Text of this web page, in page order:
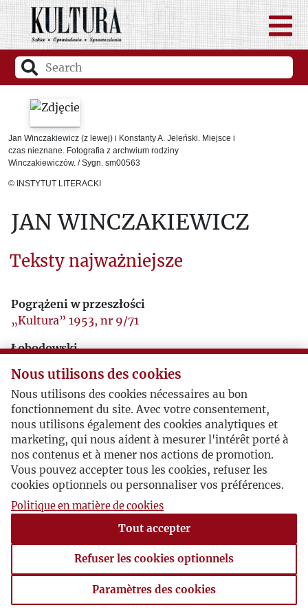
Jan Winczakiewicz (z lewej) i Konstanty A. Jeleński. Miejsce i
czas nieznane. Fotografia z archwium rodziny
Winczakiewiczów. / Sygn. sm00563
© INSTYTUT LITERACKI
JAN WINCZAKIEWICZ
Teksty najważniejsze
Pogrążeni w przeszłości
„Kultura” 1953, nr 9/71
Łobodowski
„Kultura” 1985, nr 5/452
Jeszcze o ustroju
„Kultura” 1993, nr 5/548
Nous utilisons des cookies
Nous utilisons des cookies nécessaires au bon
fonctionnement du site. Avec votre consentement,
nous utilisons également des cookies analytiques et
marketing, qui nous aident à mesurer l'intérêt porté à
nos contenus et à mener nos actions de promotion.
Vous pouvez accepter tous les cookies, refuser les
cookies optionnels ou personnaliser vos préférences.
Politique en matière de cookies
Tout accepter
Refuser les cookies optionnels
Paramètres des cookies
Paramètres des cookies